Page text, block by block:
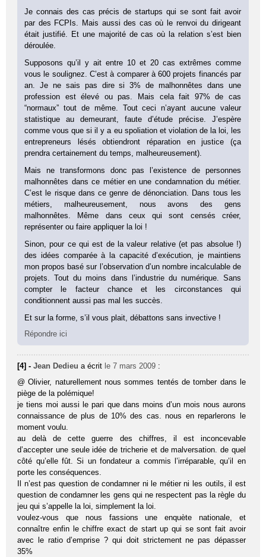
Je connais des cas précis de startups qui se sont fait avoir
par des FCPIs. Mais aussi des cas où le renvoi du dirigeant
était justifié. Et une majorité de cas où la relation s’est bien
déroulée.
Supposons qu’il y ait entre 10 et 20 cas extrêmes comme
vous le soulignez. C’est à comparer à 600 projets financés par
an. Je ne sais pas dire si 3% de malhonnêtes dans une
profession est élevé ou pas. Mais cela fait 97% de cas
“normaux” tout de même. Tout ceci n’ayant aucune valeur
statistique au demeurant, faute d’étude précise. J’espère
comme vous que si il y a eu spoliation et violation de la loi, les
entrepreneurs lésés obtiendront réparation en justice (ça
prendra certainement du temps, malheureusement).
Mais ne transformons donc pas l’existence de personnes
malhonnêtes dans ce métier en une condamnation du métier.
C’est le risque dans ce genre de dénonciation. Dans tous les
métiers, malheureusement, nous avons des gens
malhonnêtes. Même dans ceux qui sont censés créer,
représenter ou faire appliquer la loi !
Sinon, pour ce qui est de la valeur relative (et pas absolue !)
des idées comparée à la capacité d’exécution, je maintiens
mon propos basé sur l’observation d’un nombre incalculable de
projets. Tout du moins dans l’industrie du numérique. Sans
compter le facteur chance et les circonstances qui
conditionnent aussi pas mal les succès.
Et sur la forme, s’il vous plait, débattons sans invective !
Répondre ici
[4] -Jean Dedieu a écrit le 7 mars 2009 :
@ Olivier, naturellement nous sommes tentés de tomber dans le
piège de la polémique!
je tiens moi aussi le pari que dans moins d’un mois nous aurons
connaissance de plus de 10% des cas. nous en reparlerons le
moment voulu.
au delà de cette guerre des chiffres, il est inconcevable
d’accepter une seule idée de tricherie et de malversation. de quel
côté qu’elle fût. Si un fondateur a commis l’irréparable, qu’il en
porte les conséquences.
Il n’est pas question de condamner ni le métier ni les outils, il est
question de condamner les gens qui ne respectent pas la règle du
jeu qui s’appelle la loi, simplement la loi.
voulez-vous que nous fassions une enquète nationale, et
connaître enfin le chiffre exact de start up qui se sont fait avoir
avec le ratio d’emprise ? qui doit strictement ne pas dépasser
35%